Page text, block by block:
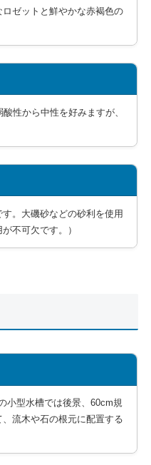
ゼットと鮮やかな赤褐色の
性から中性を好みますが、
。大磯砂などの砂利を使用
不可欠です。）
小型水槽では後景、60cm規
流木や石の根元に配置する